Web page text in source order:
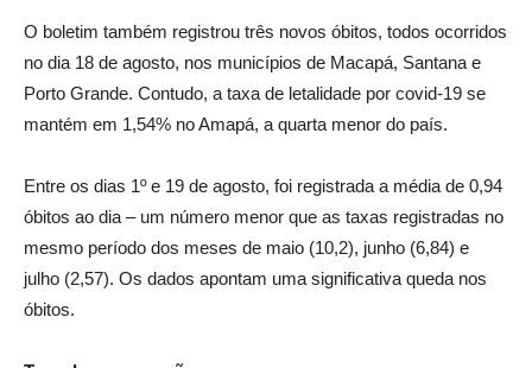
O boletim também registrou três novos óbitos, todos ocorridos
no dia 18 de agosto, nos municípios de Macapá, Santana e
Porto Grande. Contudo, a taxa de letalidade por covid-19 se
mantém em 1,54% no Amapá, a quarta menor do país.
Entre os dias 1º e 19 de agosto, foi registrada a média de 0,94
óbitos ao dia – um número menor que as taxas registradas no
mesmo período dos meses de maio (10,2), junho (6,84) e
julho (2,57). Os dados apontam uma significativa queda nos
óbitos.